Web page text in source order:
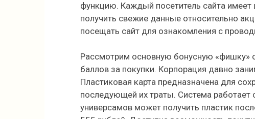
функцию. Каждый посетитель сайта имеет
получить свежие данные относительно
посещать сайт для ознакомления с
Рассмотрим основную бонусную «фишку»
баллов за покупки. Корпорация давно
Пластиковая карта предназначена для
последующей их траты. Система
универсамов может получить пластик